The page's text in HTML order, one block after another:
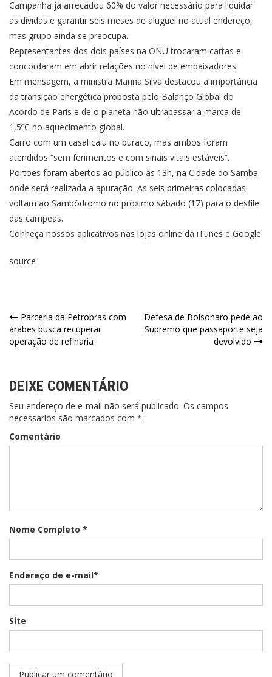
Campanha já arrecadou 60% do valor necessário para liquidar
as dívidas e garantir seis meses de aluguel no atual endereço,
mas grupo ainda se preocupa.
Representantes dos dois países na ONU trocaram cartas e
concordaram em abrir relações no nível de embaixadores.
Em mensagem, a ministra Marina Silva destacou a importância
da transição energética proposta pelo Balanço Global do
Acordo de Paris e de o planeta não ultrapassar a marca de
1,5ºC no aquecimento global.
Carro com um casal caiu no buraco, mas ambos foram
atendidos “sem ferimentos e com sinais vitais estáveis”.
Portões foram abertos ao público às 13h, na Cidade do Samba.
onde será realizada a apuração. As seis primeiras colocadas
voltam ao Sambódromo no próximo sábado (17) para o desfile
das campeãs.
Conheça nossos aplicativos nas lojas online da iTunes e Google
source
Parceria da Petrobras com
árabes busca recuperar
operação de refinaria
Defesa de Bolsonaro pede ao
Supremo que passaporte seja
devolvido
DEIXE COMENTÁRIO
Seu endereço de e-mail não será publicado. Os campos
necessários são marcados com *.
Comentário
Nome Completo *
Endereço de e-mail*
Site